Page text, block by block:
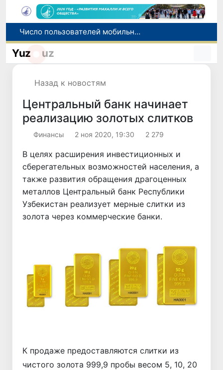
Число пользователей мобильного интернета в Узбекистане за 10 лет выросло в 4,3 раза
При содействии Генконсульства Узбекистана соотечественница, перенесшая инсульт в Алматы, вернулась на родину
Yuz uz
Назад к новостям
Центральный банк начинает
реализацию золотых слитков
Финансы 2 ноя 2020, 19:30 2 279
В целях расширения инвестиционных и
сберегательных возможностей населения, а
также развития обращения драгоценных
металлов Центральный банк Республики
Узбекистан реализует мерные слитки из
золота через коммерческие банки.
К продаже предоставляются слитки из
чистого золота 999,9 пробы весом 5, 10, 20